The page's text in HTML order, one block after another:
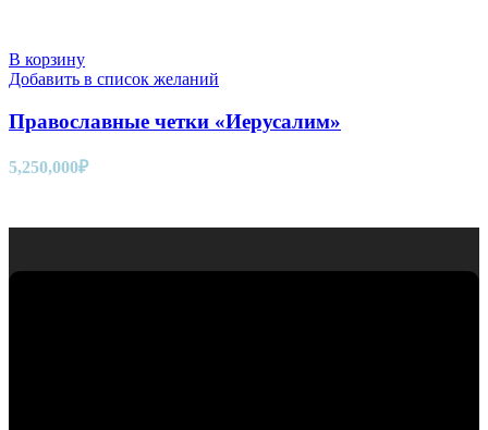
В корзину
Добавить в список желаний
Православные четки «Иерусалим»
5,250,000₽